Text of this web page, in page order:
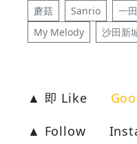
蘑菇 Sanrio 一田
My Melody
沙田新
▲ 即 Like
▲ Follow